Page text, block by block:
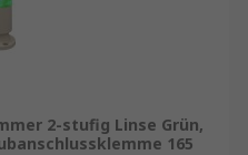
2-stufig Linse Grün,
165